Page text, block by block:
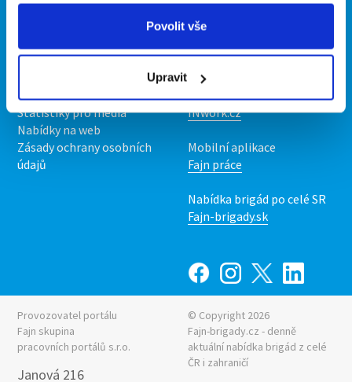
Povolit vše
Upravit
O portálu
Kontakt
O nás
Upravit předvolby cookies
Statistiky pro média
Nabídky na web
Zásady ochrany osobních
údajů
Naše další projekty
Fajn brigády
Nabídka práce z celé ČR
INwork.cz
Mobilní aplikace
Fajn práce
Nabídka brigád po celé SR
Fajn-brigady.sk
Provozovatel portálu
Fajn skupina
pracovních portálů s.r.o.
Janová 216
© Copyright 2026
Fajn-brigady.cz - denně
aktuální nabídka brigád z celé
ČR i zahraničí